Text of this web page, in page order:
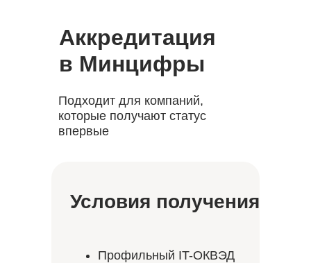
Аккредитация
в Минцифры
Профильный IT-ОКВЭД
Условия получения
Подходит для компаний,
которые получают статус
впервые